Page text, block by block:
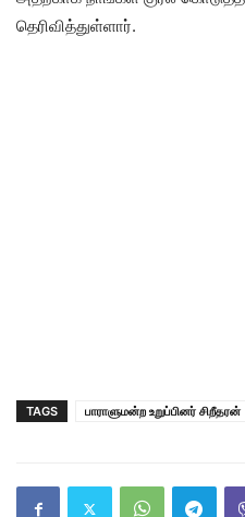
தெரிவித்துள்ளார்.
TAGS பாராளுமன்ற உறுப்பினர் சிறீதரன்